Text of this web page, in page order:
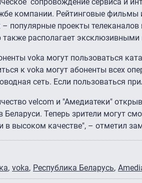
компании. Рейтинговые
популярные проекты телеканалов
также располагает
voka могут пользоваться
к voka могут абоненты всех
сеть. Если пользоваться
velcom и "Амедиатеки"
Беларуси. Теперь зрители могут
в высоком качестве", – отметил
voka Республика Беларусь